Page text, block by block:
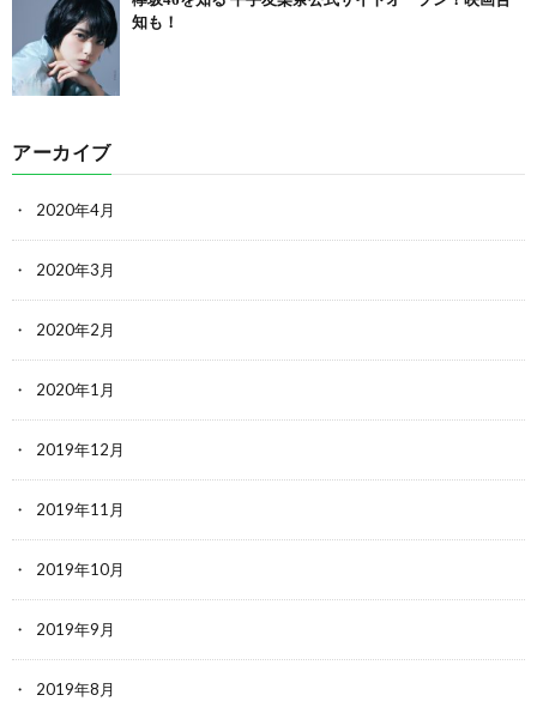
知も！
アーカイブ
2020年4月
2020年3月
2020年2月
2020年1月
2019年12月
2019年11月
2019年10月
2019年9月
2019年8月